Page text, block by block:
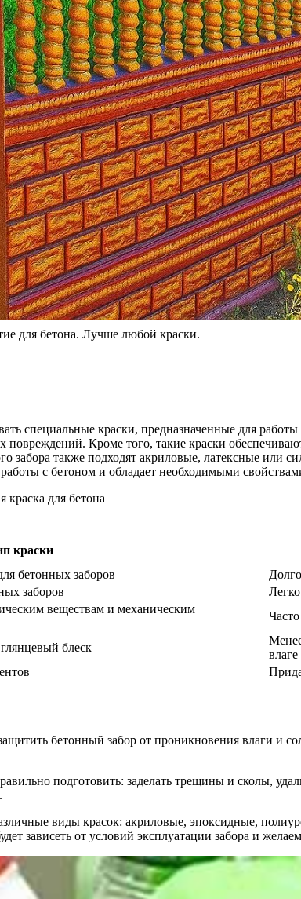
для бетона. Лучше любой краски.
специальные краски, предназначенные для
повреждений. Кроме того, такие краски
забора также подходят акриловые, латексные или
с бетоном и обладает необходимыми
краски
бетонных заборов
заборов
веществам и механическим
блеск
влаге
бетонный забор от проникновения влаги и
подготовить: заделать трещины и сколы,
виды красок: акриловые, эпоксидные,
зависеть от условий эксплуатации забора и